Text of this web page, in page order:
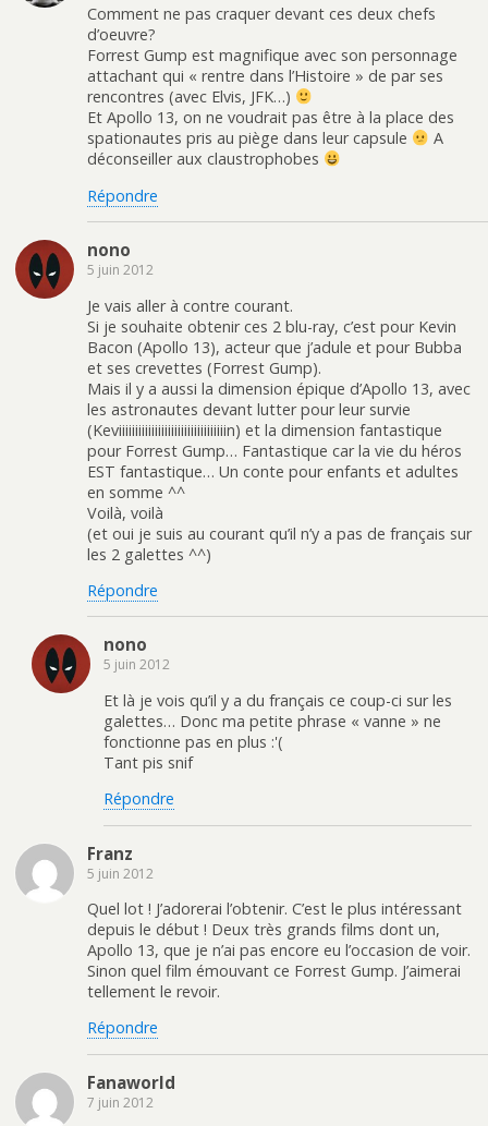
Comment ne pas craquer devant ces deux chefs
d’oeuvre?
Forrest Gump est magnifique avec son personnage
attachant qui « rentre dans l’Histoire » de par ses
rencontres (avec Elvis, JFK…)
Et Apollo 13, on ne voudrait pas être à la place des
spationautes pris au piège dans leur capsule
A
déconseiller aux claustrophobes
Répondre
nono
5 juin 2012
Je vais aller à contre courant.
Si je souhaite obtenir ces 2 blu-ray, c’est pour Kevin
Bacon (Apollo 13), acteur que j’adule et pour Bubba
et ses crevettes (Forrest Gump).
Mais il y a aussi la dimension épique d’Apollo 13, avec
les astronautes devant lutter pour leur survie
(Keviiiiiiiiiiiiiiiiiiiiiiiiiiiiiiiiin) et la dimension fantastique
pour Forrest Gump… Fantastique car la vie du héros
EST fantastique… Un conte pour enfants et adultes
en somme ^^
Voilà, voilà
(et oui je suis au courant qu’il n’y a pas de français sur
les 2 galettes ^^)
Répondre
nono
5 juin 2012
Et là je vois qu’il y a du français ce coup-ci sur les
galettes… Donc ma petite phrase « vanne » ne
fonctionne pas en plus :'(
Tant pis snif
Répondre
Franz
5 juin 2012
Quel lot ! J’adorerai l’obtenir. C’est le plus intéressant
depuis le début ! Deux très grands films dont un,
Apollo 13, que je n’ai pas encore eu l’occasion de voir.
Sinon quel film émouvant ce Forrest Gump. J’aimerai
tellement le revoir.
Répondre
Fanaworld
7 juin 2012